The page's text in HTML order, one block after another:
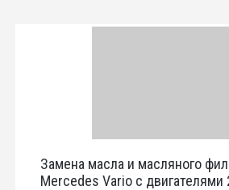
Замена масла и масляного
Mercedes Vario с двигателями